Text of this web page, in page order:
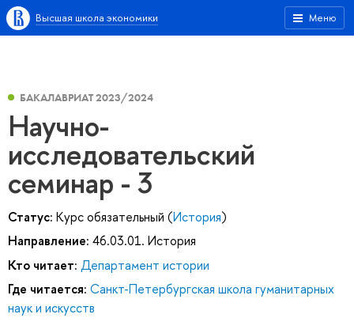
Меню
Высшая школа экономики
БАКАЛАВРИАТ 2023/2024
Научно-
исследовательский
семинар - 3
Статус: Курс обязательный (История)
Направление: 46.03.01. История
Кто читает: Департамент истории
Где читается: Санкт-Петербургская школа гуманитарных
наук и искусств